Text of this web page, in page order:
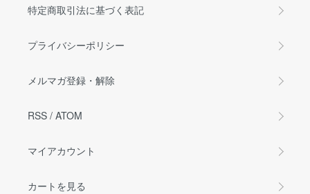
特定商取引法に基づく表記
プライバシーポリシー
メルマガ登録・解除
RSS / ATOM
マイアカウント
カートを見る